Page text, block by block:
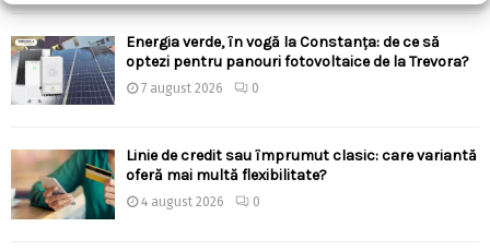
Energia verde, în vogă la Constanța: de ce să
optezi pentru panouri fotovoltaice de la Trevora?
7 august 2026 0
Linie de credit sau împrumut clasic: care variantă
oferă mai multă flexibilitate?
4 august 2026 0